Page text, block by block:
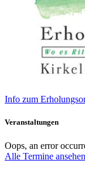
Info zum
Veranstaltungen
Oops, an error
Alle Termine ansehen